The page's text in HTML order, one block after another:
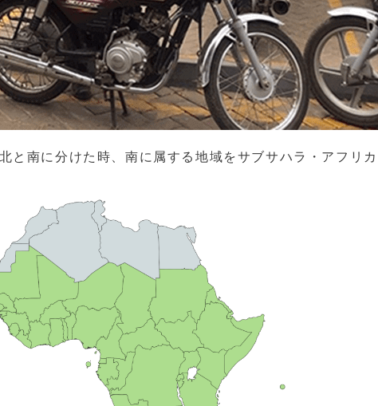
と南に分けた時、南に属する地域をサブサハラ・アフリカ